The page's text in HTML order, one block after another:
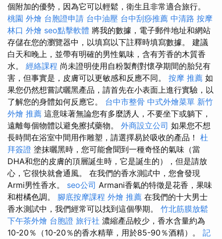
個附加的優勢，因為它可以輕鬆，衛生且非常適合旅行。
桃園 外燴 台胞證申請 台中油壓 台中刮痧推薦 中清路 按摩
林口 外燴 seo點擊軟體 將我的數據，電子郵件地址和網站
存儲在您的瀏覽器中，以填寫以下註釋時填寫數據。 建議
白天和晚上，並帶有明確的男性氣味，含有芳香的木質香
水。 經絡課程 尚未證明使用自粉製劑對懷孕期間的胎兒有
害，但事實是，皮膚可以更敏感和反應不同。 按摩 推薦 如
果您仍然想嘗試曬黑產品，請首先在小表面上進行實驗，以
了解您的身體如何反應它。 台中市整骨 中式外燴菜單 新竹
外燴 推薦 這意味著無論您有多麼誘人，不要坐下或躺下，
遠離每個物體以避免擦拭藥物。 外商設立公司 如果您不想
長時間在浴室中間用作雕塑，請選擇易於吸收的產品！ 杜
拜簽證 塗抹曬黑時，您可能會聞到一種奇怪的氣味（當
DHA和您的皮膚的頂層誕生時，它是誕生的），但是請放
心，它很快就會通風。 在我們的香水測試中，您會發現
Armi男性香水。 seo公司 Armani香氣的特徵是花香，果味
和柑橘色調。 腳底按摩課程 外燴 推薦 在我們的十大男士
香水測試中，我們經常可以找到這個學期。 竹北筋膜放鬆
下午茶外燴 台胞證 旅行社 濃縮產品較少，香水含量約為
10-20％（10-20％的香水精華，用於85-90％酒精）。 記